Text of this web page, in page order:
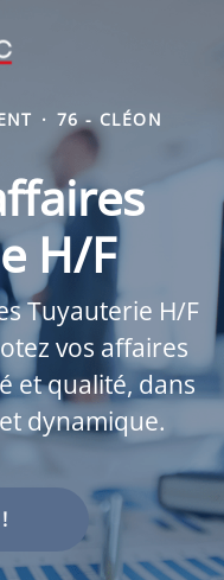
· 76 - CLÉON
H/F
Tuyauterie H/F
vos affaires
et qualité, dans
dynamique.